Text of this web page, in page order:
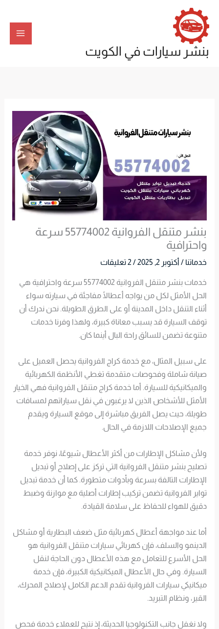
المحتوى
بنشر سيارات في الكويت
بنشر متنقل الفروانية 55774002 سرعة
واحترافية
خدماتنا / أكتوبر 2, 2025 / 2 تعليقات
خدمات بنشر متنقل الفروانية 55774002 سرعة واحترافية هي
الحل الأمثل لكل من يواجه أعطالًا مفاجئة في سيارته سواء
أثناء التنقل داخل المدينة أو على الطرق الطويلة. نحن ندرك أن
توقف السيارة قد يسبب معاناة كبيرة، ولهذا وفرنا خدمات
متنوعة تضمن للسائق راحة البال أينما كان.
على سبيل المثال، مع خدمة كراج الفروانية يحصل العميل على
صيانة شاملة وفحوصات متقدمة تغطي الأنظمة الكهربائية
والميكانيكية للسيارة. أما خدمة كراج متنقل الفروانية فهي الخيار
الأمثل للأشخاص الذين لا يرغبون في نقل سياراتهم لمسافات
طويلة، حيث يصل الفريق مباشرة إلى موقع السيارة ويقدم
جميع الإصلاحات اللازمة في الحال.
ولأن مشاكل الإطارات من أكثر الأعطال شيوعًا، نوفر خدمة
تصليح بنشر متنقل الفروانية التي تركز على إصلاح أو تبديل
الإطارات التالفة بسرعة وبأدوات متطورة. كما أن خدمة تبديل
تواير الفروانية تضمن تركيب إطارات أصلية مع موازنة وضبط
دقيق للهواء للحفاظ على سلامة القيادة.
أما عند مواجهة أعطال كهربائية مثل ضعف البطارية أو مشاكل
الدينمو والسلف، فإن كهربائي سيارات متنقل الفروانية هو
الحل الأسرع للتعامل مع هذه الأعطال دون الحاجة لنقل
السيارة. وفي حال الأعطال الميكانيكية الكبيرة، فإن خدمة
ميكانيكي سيارات الفروانية تقدم الدعم الكامل لإصلاح المحرك،
القير، ونظام التبريد.
ولا نغفل جانب التكنولوجيا الحديثة، إذ نتيح للعملاء خدمة فحص